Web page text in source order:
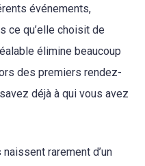
événements,
ce qu’elle choisit de
élimine beaucoup
des premiers rendez-
déjà à qui vous avez
rarement d’un